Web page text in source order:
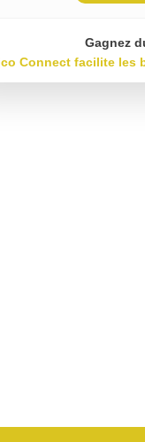
Gagnez
Connect facilite les